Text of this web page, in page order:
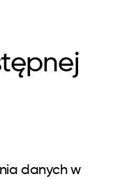
danych w